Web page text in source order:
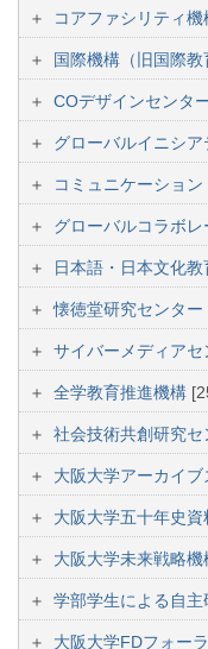
コアファシリティ
国際機構（旧国際教
COデザインセンタ
グローバルイニシ
コミュニケーショ
グローバルコラボ
日本語・日本文化教
懐徳堂研究センター
サイバーメディアセ
全学教育推進機構
社会技術共創研究セ
大阪大学アーカイブ
大阪大学五十年史資
大阪大学未来戦略機
学部学生による自
大阪大学FDフォー